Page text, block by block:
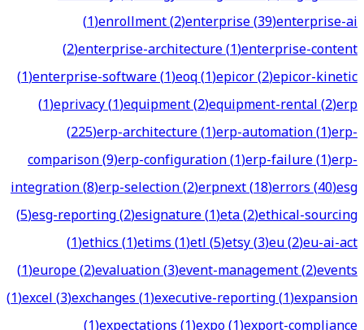
(1)enrollment(2)enterprise(39)enterprise-ai
(2)enterprise-architecture(1)enterprise-content
(1)enterprise-software(1)eoq(1)epicor(2)epicor-kinetic
(1)eprivacy(1)equipment(2)equipment-rental(2)erp
(225)erp-architecture(1)erp-automation(1)erp-
comparison(9)erp-configuration(1)erp-failure(1)erp-
integration(8)erp-selection(2)erpnext(18)errors(40)esg
(5)esg-reporting(2)esignature(1)eta(2)ethical-sourcing
(1)ethics(1)etims(1)etl(5)etsy(3)eu(2)eu-ai-act
(1)europe(2)evaluation(3)event-management(2)events
(1)excel(3)exchanges(1)executive-reporting(1)expansion